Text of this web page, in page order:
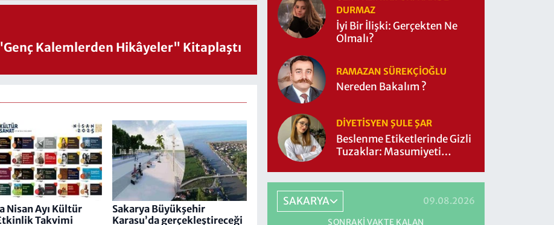
Kalemlerden Hikâyeler" Kitaplaştı
Nisan Ayı Kültür
Takvimi
Sakarya Büyükşehir
Karasu’da gerçekleştireceği
DURMAZ
İyi Bir İlişki: Gerçekten Ne
Olmalı?
RAMAZAN SÜREKÇIOĞLU
Nereden Bakalım ?
DIYETISYEN ŞULE ŞAR
Beslenme Etiketlerinde Gizli
Tuzaklar: Masumiyeti
SAKARYA 09.08.2026
SONRAKI VAKTE KALAN